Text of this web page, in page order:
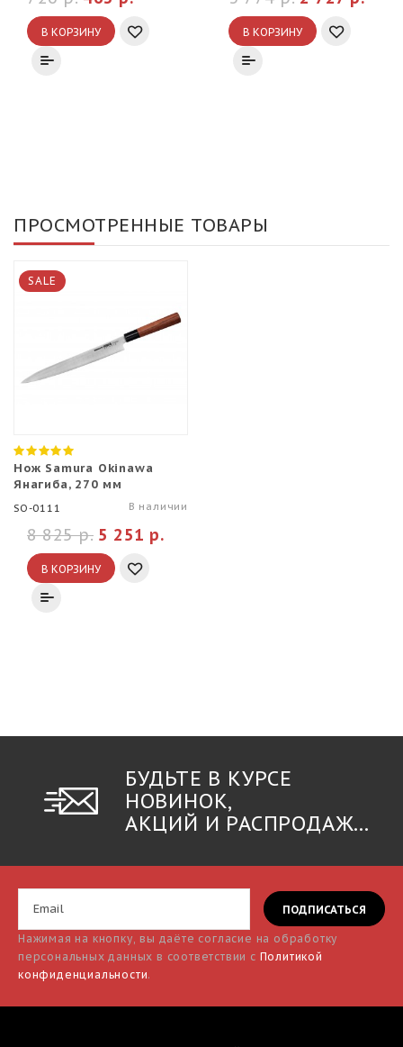
В КОРЗИНУ В КОРЗИНУ
ПРОСМОТРЕННЫЕ ТОВАРЫ
SALE
Нож Samura Okinawa
Янагиба, 270 мм
SO-0111 В наличии
5 251 р.
8 825 р.
В КОРЗИНУ
БУДЬТЕ В КУРСЕ
НОВИНОК,
АКЦИЙ И РАСПРОДАЖ...
Нажимая на кнопку, вы даёте согласие на обработку
персональных данных в соответствии с Политикой
конфиденциальности.